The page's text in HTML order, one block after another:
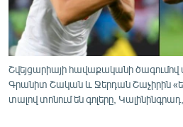
ՍՊՈՐՏ
ՄԵԿՆԱԲԱՆՈՒԹՅՈՒՆ
ՏՏ ԵՒ ԻՆՏԵՐՆԵՏ
ԿՈՐՈՆԱՎԻՐՈՒՍ
ԱՐԽԻՎ
Շվեյցարիայի հավաքականի ծագումով
Գրանիտ Շական և Ջերդան Շաչիրին
տալով տոնում են գոլերը,